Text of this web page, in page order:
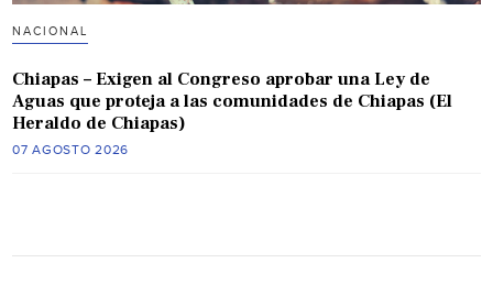
NACIONAL
Chiapas – Exigen al Congreso aprobar una Ley de
Aguas que proteja a las comunidades de Chiapas (El
Heraldo de Chiapas)
07 AGOSTO 2026